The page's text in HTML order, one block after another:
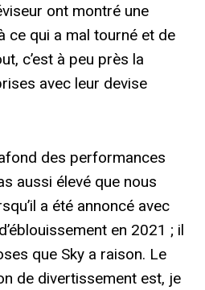
ont montré une
ce qui a mal tourné et de
c’est à peu près la
avec leur devise
des performances
aussi élevé que nous
a été annoncé avec
en 2021 ; il
que Sky a raison. Le
de divertissement est, je